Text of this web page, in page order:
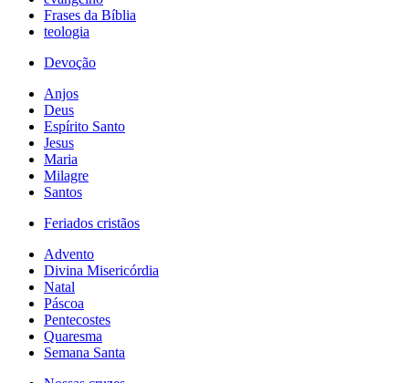
Frases da Bíblia
teologia
Devoção
Anjos
Deus
Espírito Santo
Jesus
Maria
Milagre
Santos
Feriados cristãos
Advento
Divina Misericórdia
Natal
Páscoa
Pentecostes
Quaresma
Semana Santa